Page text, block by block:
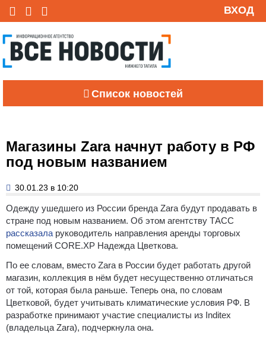
ВХОД
Список новостей
Магазины Zara начнут работу в РФ
под новым названием
30.01.23 в 10:20
Одежду ушедшего из России бренда Zara будут продавать в
стране под новым названием. Об этом агентству ТАСС
рассказала руководитель направления аренды торговых
помещений CORE.XP Надежда Цветкова.
По ее словам, вместо Zara в России будет работать другой
магазин, коллекция в нём будет несущественно отличаться
от той, которая была раньше. Теперь она, по словам
Цветковой, будет учитывать климатические условия РФ. В
разработке принимают участие специалисты из Inditex
(владельца Zara), подчеркнула она.